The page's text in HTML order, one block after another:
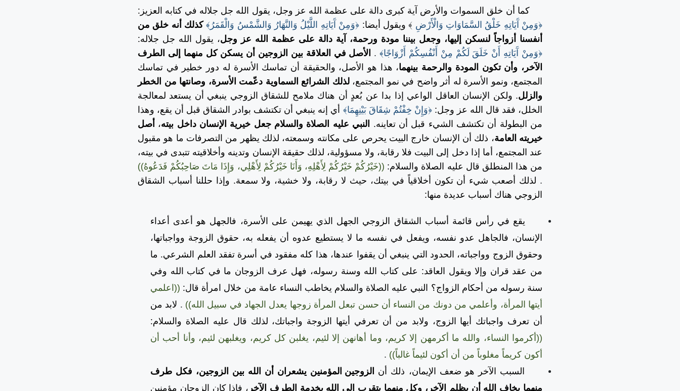
كما أن خلق السموات والأرض آية كبرى دالة على عظمة الله عز وجل، يقول الله جل جلاله في كتابه العزيز:
﴿وَمِنْ آَيَاتِهِ خَلْقُ السَّمَاوَاتِ وَالْأَرْضِ ﴾ ويقول أيضا: ﴿وَمِنْ آَيَاتِهِ اللَّيْلُ وَالنَّهَارُ وَالشَّمْسُ وَالْقَمَرُ﴾ كذلك أنه خلق من
أنفسنا أزواجاً لنسكن إليها، وجعل بيننا مودة ورحمة، آية دالة على عظمة الله عز وجل، يقول الله جل جلاله:
﴿وَمِنْ آَيَاتِهِ أَنْ خَلَقَ لَكُمْ مِنْ أَنْفُسِكُمْ أَزْوَاجًا﴾ . الأصل في العلاقة بين الزوجين أن يسكن كل منهما إلى الطرف
الآخر، وأن تكون المودة والرحمة بينهما، هذا هو الأصل، والحقيقة أن تماسك الأسرة له دور خطير في تماسك
المجتمع، ونمو الأسرة له أثر واضح في نمو المجتمع،لذلك الشرائع السماوية دعّمت الأسرة، وصانتها من الخطر
والزلل. ولكن الإنسان العاقل الواعي إذا بدا عن بُعدٍ أن هناك ملامح للشقاق الزوجي ينبغي أن يستعد لمعالجة
الخلل، فقد قال الله عز وجل:﴿وَإِنْ خِفْتُمْ شِقَاقَ بَيْنِهِمَا﴾ أي إنه ينبغي أن تكتشف بوادر الشقاق قبل أن يقع، وهذا
من البطولة أن تكتشف الشيء قبل أن تعاينه.
النبي عليه الصلاة والسلام جعل خيرية الإنسان داخل بيته، أصل
خيريته العامة، ذلك أن الإنسان خارج البيت يحرص على مكانته وسمعته، لذلك يظهر من التصرفات ما هو مقبول
عند المجتمع، أما إذا دخل إلى البيت فلا رقابة، ولا مسؤولية، لذلك حقيقة الإنسان وتدينه وأخلاقيته تتبدى في بيته،
من هذا المنطلق قال عليه الصلاة والسلام: ((خَيْرُكُمْ خَيْرُكُمْ لِأَهْلِهِ، وَأَنَا خَيْرُكُمْ لِأَهْلِي، وَإِذَا مَاتَ صَاحِبُكُمْ فَدَعُوهُ))
. لذلك أصعب شيء أن تكون أخلاقياً في بيتك، حيث لا رقابة، ولا خشية، ولا سمعة. وإذا حللنا أسباب الشقاق
الزوجي هناك أسباب عديدة منها:
يقع في رأس قائمة أسباب الشقاق الزوجي الجهل الذي يهيمن على الأسرة، فالجهل هو أعدى أعداء
الإنسان، فالجاهل عدو نفسه، ويفعل في نفسه ما لا يستطيع عدوه أن يفعله به، حقوق الزوجة وواجباتها،
وحقوق الزوج وواجباته، الحدود التي ينبغي أن يقفوا عندها، هذا كله مفقود في أسرة تفقد العلم الشرعي. ما
من عقد قران وإلا ويقول العاقد: على كتاب الله وسنة رسوله، فهل عرف الزوجان ما في كتاب الله وفي
سنة رسوله من أحكام الزواج؟ النبي عليه الصلاة والسلام يخاطب النساء عامة من خلال امرأة قال: ((اعلمي
أيتها المرأة، وأعلمي من دونك من النساء أن حسن تبعل المرأة زوجها يعدل الجهاد في سبيل الله)) . لابد من
أن تعرف واجباتك أيها الزوج، ولابد من أن تعرفي أيتها الزوجة واجباتك، لذلك قال عليه الصلاة والسلام:
((أكرموا النساء، والله ما أكرمهن إلا كريم، وما أهانهن إلا لئيم، يغلبن كل كريم، ويغلبهن لئيم، وأنا أحب أن
أكون كريماً مغلوباً من أن أكون لئيماً غالباً)) .
السبب الآخر هو ضعف الإيمان، ذلك أن
الزوجين المؤمنين يشعران أن الله بين الزوجين، فكل طرف
منهما يخاف الله أن يظلم الآخر، وكل منهما يتقرب إلى الله بخدمة الطرف الآخر ، فإذا كان الزوجان مؤمنين